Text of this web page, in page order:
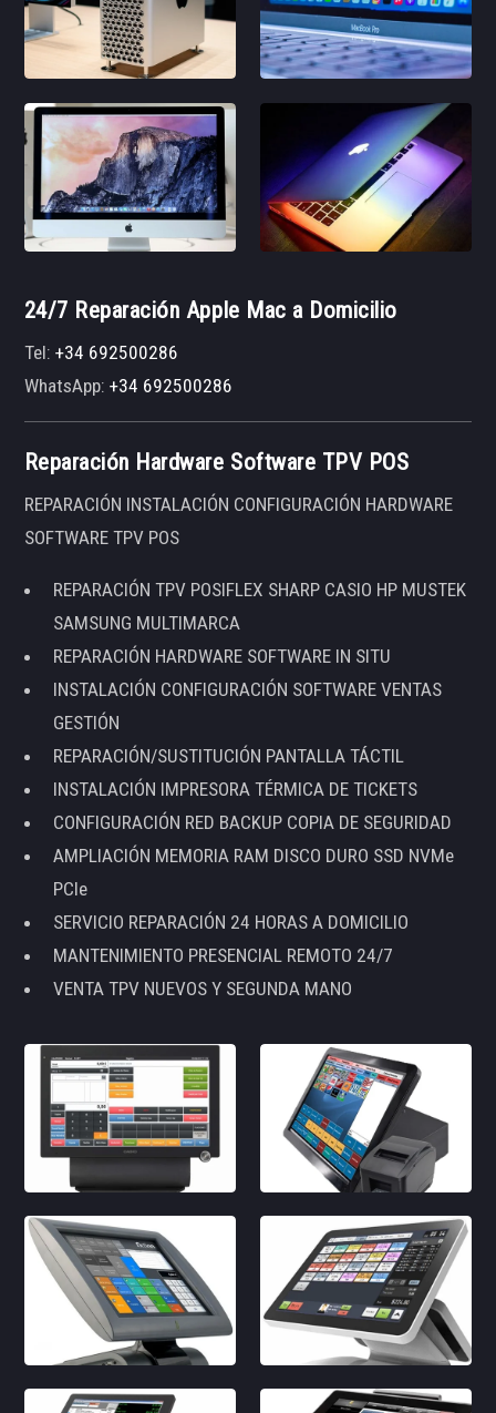
24/7 Reparación Apple Mac a Domicilio
Tel:+34 692500286
WhatsApp:+34 692500286
Reparación Hardware Software TPV POS
REPARACIÓN INSTALACIÓN CONFIGURACIÓN HARDWARE
SOFTWARE TPV POS
REPARACIÓN TPV POSIFLEX SHARP CASIO HP MUSTEK
SAMSUNG MULTIMARCA
REPARACIÓN HARDWARE SOFTWARE IN SITU
INSTALACIÓN CONFIGURACIÓN SOFTWARE VENTAS
GESTIÓN
REPARACIÓN/SUSTITUCIÓN PANTALLA TÁCTIL
INSTALACIÓN IMPRESORA TÉRMICA DE TICKETS
CONFIGURACIÓN RED BACKUP COPIA DE SEGURIDAD
AMPLIACIÓN MEMORIA RAM DISCO DURO SSD NVMe
PCIe
SERVICIO REPARACIÓN 24 HORAS A DOMICILIO
MANTENIMIENTO PRESENCIAL REMOTO 24/7
VENTA TPV NUEVOS Y SEGUNDA MANO